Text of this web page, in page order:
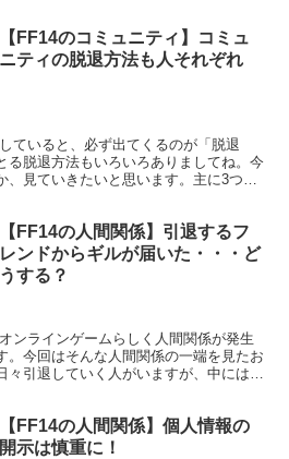
【FF14のコミュニティ】コミュ
ニティの脱退方法も人それぞれ
ていると、必ず出てくるのが「脱退
る脱退方法もいろいろありましてね。今
、見ていきたいと思います。主に3つの
【FF14の人間関係】引退するフ
レンドからギルが届いた・・・ど
うする？
ンラインゲームらしく人間関係が発生
。今回はそんな人間関係の一端を見たお
々引退していく人がいますが、中にはギ
【FF14の人間関係】個人情報の
開示は慎重に！